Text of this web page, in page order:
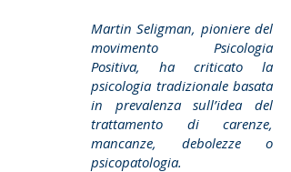
Martin Seligman, pioniere del
movimento Psicologia
Positiva, ha criticato la
psicologia tradizionale basata
in prevalenza sull’idea del
trattamento di carenze,
mancanze, debolezze o
psicopatologia.